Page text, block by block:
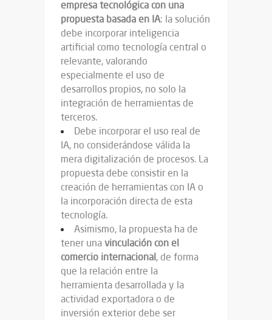
empresa tecnológica con una
propuesta basada en IA: la solución
debe incorporar inteligencia
artificial como tecnología central o
relevante, valorando
especialmente el uso de
desarrollos propios, no solo la
integración de herramientas de
terceros.
Debe incorporar el uso real de
IA, no considerándose válida la
mera digitalización de procesos. La
propuesta debe consistir en la
creación de herramientas con IA o
la incorporación directa de esta
tecnología.
Asimismo, la propuesta ha de
tener una vinculación con el
comercio internacional, de forma
que la relación entre la
herramienta desarrollada y la
actividad exportadora o de
inversión exterior debe ser